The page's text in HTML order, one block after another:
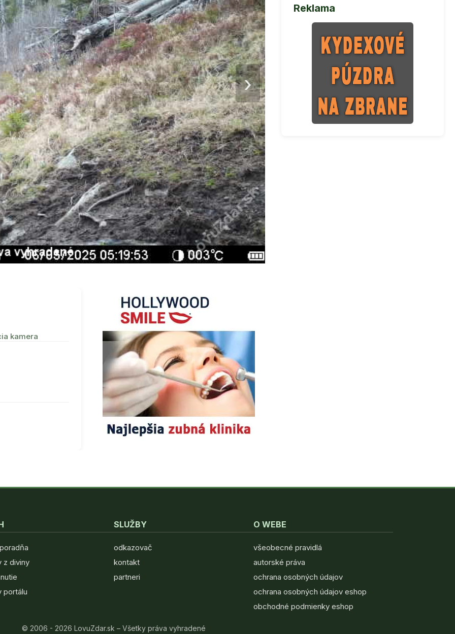
›
kamera
Reklama
z diviny
portálu
SLUŽBY
odkazovač
kontakt
partneri
O WEBE
všeobecné pravidlá
autorské práva
ochrana osobných údajov
ochrana osobných údajov eshop
obchodné podmienky eshop
© 2006 - 2026 LovuZdar.sk – Všetky práva vyhradené